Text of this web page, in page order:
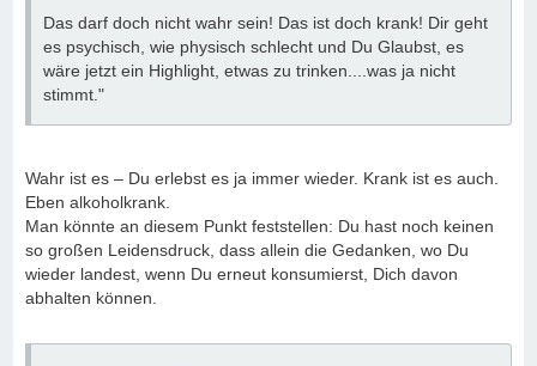
Das darf doch nicht wahr sein! Das ist doch krank! Dir geht
es psychisch, wie physisch schlecht und Du Glaubst, es
wäre jetzt ein Highlight, etwas zu trinken....was ja nicht
stimmt."
Wahr ist es – Du erlebst es ja immer wieder. Krank ist es auch.
Eben alkoholkrank.
Man könnte an diesem Punkt feststellen: Du hast noch keinen
so großen Leidensdruck, dass allein die Gedanken, wo Du
wieder landest, wenn Du erneut konsumierst, Dich davon
abhalten können.